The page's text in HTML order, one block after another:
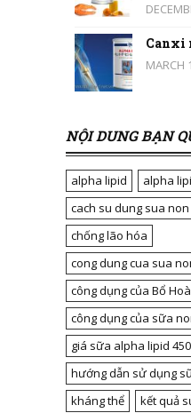
Canxi
MARCH
NỘI DUNG BẠN
alpha lipid
alpha
cach su dung sua
chống lão hóa
cong dung cua sua
công dụng của Bổ
công dụng của sữa
giá sữa alpha lipid
hướng dẫn sử dụng
kháng thể
kết quả